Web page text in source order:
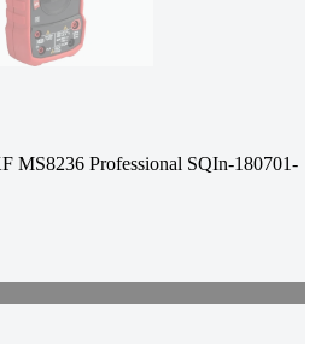
MS8236 Professional SQIn-180701-